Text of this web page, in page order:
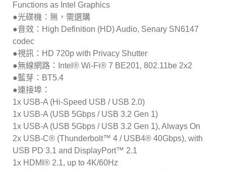
Functions as Intel Graphics
●光碟機：無，需選購
●音效：High Definition (HD) Audio, Senary SN6147
codec
●視訊：HD 720p with Privacy Shutter
●無線網路：Intel® Wi-Fi® 7 BE201, 802.11be 2x2
●藍芽：BT5.4
●連接埠：
1x USB-A (Hi-Speed USB / USB 2.0)
1x USB-A (USB 5Gbps / USB 3.2 Gen 1)
1x USB-A (USB 5Gbps / USB 3.2 Gen 1), Always On
2x USB-C® (Thunderbolt™ 4 / USB4® 40Gbps), with
USB PD 3.1 and DisplayPort™ 2.1
1x HDMI® 2.1, up to 4K/60Hz